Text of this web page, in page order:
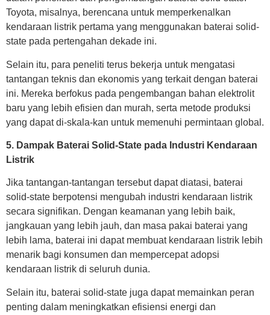
Toyota, misalnya, berencana untuk memperkenalkan
kendaraan listrik pertama yang menggunakan baterai solid-
state pada pertengahan dekade ini.
Selain itu, para peneliti terus bekerja untuk mengatasi
tantangan teknis dan ekonomis yang terkait dengan baterai
ini. Mereka berfokus pada pengembangan bahan elektrolit
baru yang lebih efisien dan murah, serta metode produksi
yang dapat di-skala-kan untuk memenuhi permintaan global.
5. Dampak Baterai Solid-State pada Industri Kendaraan
Listrik
Jika tantangan-tantangan tersebut dapat diatasi, baterai
solid-state berpotensi mengubah industri kendaraan listrik
secara signifikan. Dengan keamanan yang lebih baik,
jangkauan yang lebih jauh, dan masa pakai baterai yang
lebih lama, baterai ini dapat membuat kendaraan listrik lebih
menarik bagi konsumen dan mempercepat adopsi
kendaraan listrik di seluruh dunia.
Selain itu, baterai solid-state juga dapat memainkan peran
penting dalam meningkatkan efisiensi energi dan